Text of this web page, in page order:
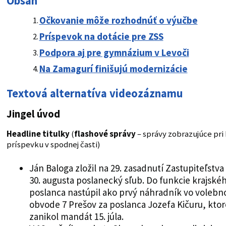
Očkovanie môže rozhodnúť o výučbe​
Príspevok na dotácie pre ZSS
Podpora aj pre gymnázium v Levoči
Na Zamagurí finišujú modernizácie
Textová alternatíva videozáznamu
Jingel úvod
Headline titulky(flashové správy– správy zobrazujúce pri
príspevku v spodnej časti)
Ján Baloga zložil na 29. zasadnutí Zastupiteľstva
30. augusta poslanecký sľub. Do funkcie
poslanca nastúpil ako prvý náhradník vo
obvode 7 Prešov za poslanca Jozefa Kičuru,
zanikol mandát 15. júla.